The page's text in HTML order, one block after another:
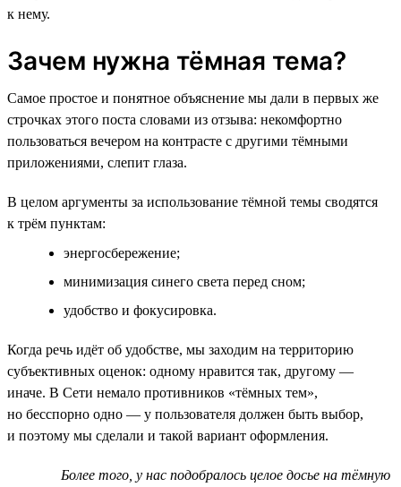
к нему.
Зачем нужна тёмная тема?
Самое простое и понятное объяснение мы дали в первых же
строчках этого поста словами из отзыва: некомфортно
пользоваться вечером на контрасте с другими тёмными
приложениями, слепит глаза.
В целом аргументы за использование тёмной темы сводятся
к трём пунктам:
энергосбережение;
минимизация синего света перед сном;
удобство и фокусировка.
Когда речь идёт об удобстве, мы заходим на территорию
субъективных оценок: одному нравится так, другому —
иначе. В Сети немало противников «тёмных тем»,
но бесспорно одно — у пользователя должен быть выбор,
и поэтому мы сделали и такой вариант оформления.
Более того, у нас подобралось целое досье на тёмную